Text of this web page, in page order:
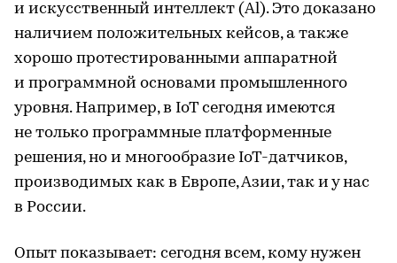
и искусственный интеллект (Al). Это доказано
наличием положительных кейсов, а также
хорошо протестированными аппаратной
и программной основами промышленного
уровня. Например, в IoT сегодня имеются
не только программные платформенные
решения, но и многообразие IoT-датчиков,
производимых как в Европе, Азии, так и у нас
в России.
Опыт показывает: сегодня всем, кому нужен